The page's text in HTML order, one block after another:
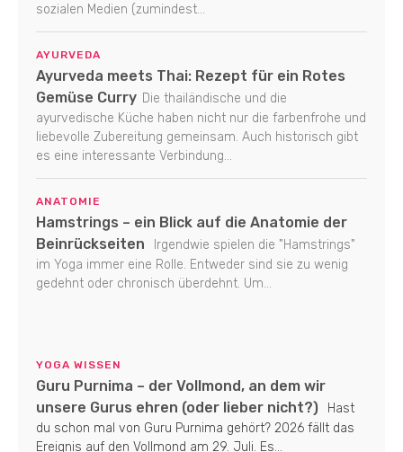
sozialen Medien (zumindest...
AYURVEDA
Ayurveda meets Thai: Rezept für ein Rotes
Gemüse Curry Die thailändische und die
ayurvedische Küche haben nicht nur die farbenfrohe und
liebevolle Zubereitung gemeinsam. Auch historisch gibt
es eine interessante Verbindung...
ANATOMIE
Hamstrings – ein Blick auf die Anatomie der
Beinrückseiten
Irgendwie spielen die "Hamstrings"
im Yoga immer eine Rolle. Entweder sind sie zu wenig
gedehnt oder chronisch überdehnt. Um...
YOGA WISSEN
Guru Purnima – der Vollmond, an dem wir
unsere Gurus ehren (oder lieber nicht?)
Hast
du schon mal von Guru Purnima gehört? 2026 fällt das
Ereignis auf den Vollmond am 29. Juli. Es...